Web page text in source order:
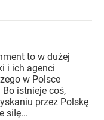
to w dużej
i ich agenci
w Polsce
istnieje coś,
przez Polskę
siłę...